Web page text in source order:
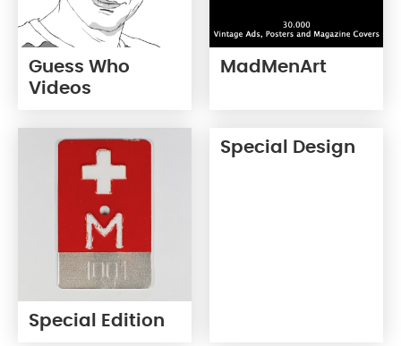
Guess Who
Videos
MadMenArt
Special Edition
Special Design